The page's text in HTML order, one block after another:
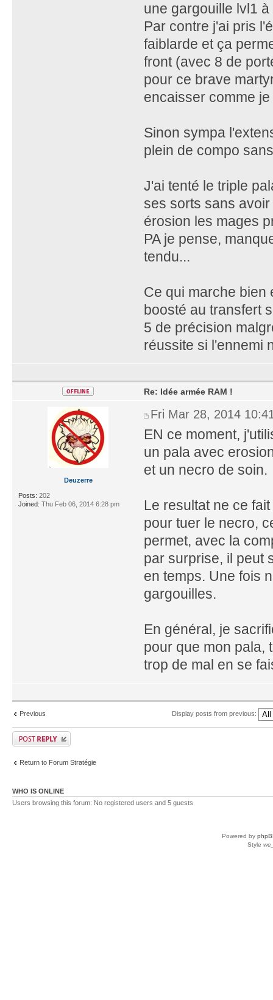
une gargouille lvl1
Par contre j'ai pris
faiblarde et ça
front (avec 8 de
pour ce brave
encaisser comme
Sinon sympa
plein de compo
J'ai tenté le triple
ses sorts sans
érosion les mages
PA je pense,
tendu...
Ce qui marche bien
boosté au transfert
5 de précision
réussite si l'ennemi
Deuzerre
Posts: 202
Joined: Thu Feb 06, 2014 6:28 pm
Re: Idée armée RAM !
Fri Mar 28, 2014
EN ce moment,
un pala avec
et un necro de soin.
Le resultat ne ce
pour tuer le necro,
permet, avec la
par surprise, il peut
en temps. Une fois
gargouilles.
En général, je
pour que mon pala,
trop de mal en se
Previous Display posts from previous:
Return to Forum Stratégie
WHO IS ONLINE
Users browsing this forum: No registered users and 5 guests
Powered by
Style